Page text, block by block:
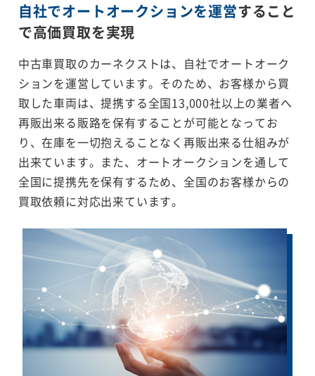
自社でオートオークションを運営すること
で高価買取を実現
中古車買取のカーネクストは、自社でオートオーク
ションを運営しています。そのため、お客様から買
取した車両は、提携する全国13,000社以上の業者へ
再販出来る販路を保有することが可能となってお
り、在庫を一切抱えることなく再販出来る仕組みが
出来ています。また、オートオークションを通して
全国に提携先を保有するため、全国のお客様からの
買取依頼に対応出来ています。